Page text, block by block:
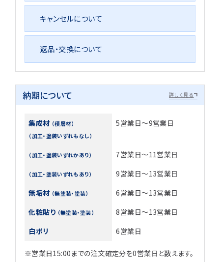
キャンセルについて
返品・交換について
納期について 詳しく見る
集成材 （積層材）
（加工・塗装いずれもなし）
5営業日～9営業日
（加工・塗装いずれかあり） 7営業日～11営業日
（加工・塗装いずれもあり）
9営業日～13営業日
無垢材 （無塗装・塗装）
6営業日～13営業日
化粧貼り （無塗装・塗装）
8営業日～13営業日
白ポリ
6営業日
※営業日15:00までの注文確定分を0営業日と数えます。